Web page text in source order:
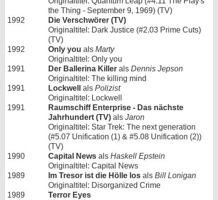
the Thing - September 9, 1969) (TV)
1992
Die Verschwörer (TV)
Originaltitel: Dark Justice (#2.03 Prime Cuts)
(TV)
1992
Only you als Marty
Originaltitel: Only you
1991
Der Ballerina Killer als Dennis Jepson
Originaltitel: The killing mind
1991
Lockwell als Polizist
Originaltitel: Lockwell
1991
Raumschiff Enterprise - Das nächste
Jahrhundert (TV) als Jaron
Originaltitel: Star Trek: The next generation
(#5.07 Unification (1) & #5.08 Unification (2))
(TV)
1990
Capital News als Haskell Epstein
Originaltitel: Capital News
1989
Im Tresor ist die Hölle los als Bill Lonigan
Originaltitel: Disorganized Crime
1989
Terror Eyes